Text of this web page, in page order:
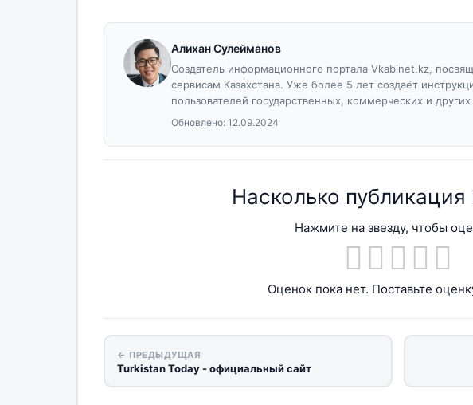
Алихан Сулейманов
Создатель информационного портала Vkabinet.kz,
сервисам Казахстана. Уже более 5 лет создаёт
пользователей государственных, коммерческих и
Обновлено: 12.09.2024
Насколько публикация
Нажмите на звезду, чтобы
Оценок пока нет. Поставьте
← ПРЕДЫДУЩАЯ
Turkistan Today - официальный сайт